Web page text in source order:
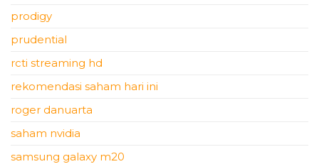
prodigy
prudential
rcti streaming hd
rekomendasi saham hari ini
roger danuarta
saham nvidia
samsung galaxy m20